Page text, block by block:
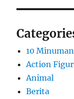
10
Action
Animal
Berita